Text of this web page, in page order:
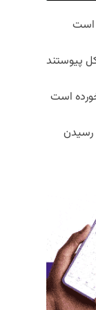
است
پیوستند
است